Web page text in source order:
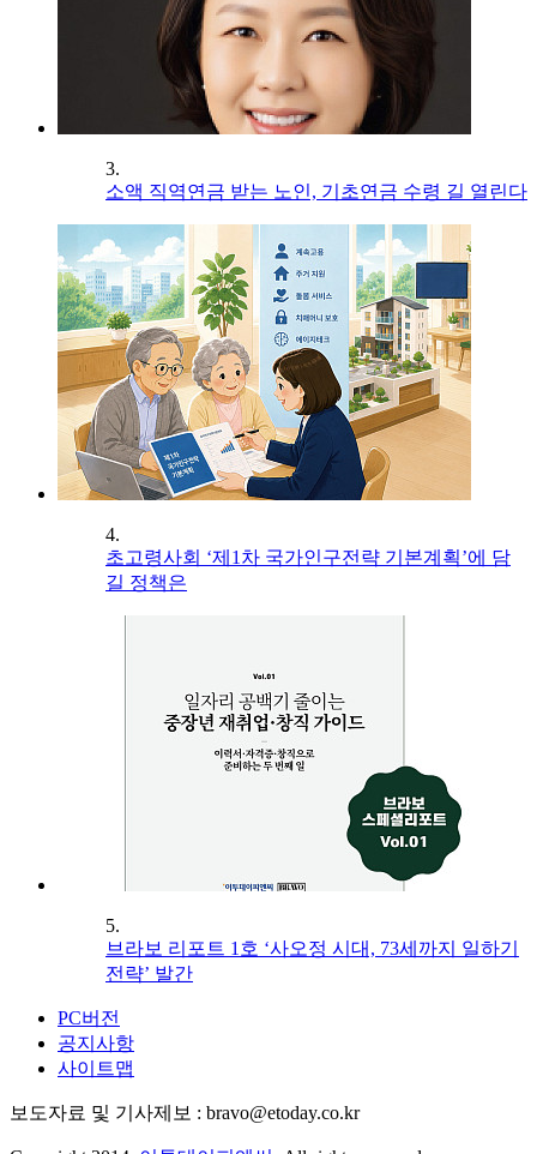
3.
소액 직역연금 받는 노인, 기초연금 수령 길 열린다
4.
초고령사회 ‘제1차 국가인구전략 기본계획’에 담
길 정책은
5.
브라보 리포트 1호 ‘사오정 시대, 73세까지 일하기
전략’ 발간
PC버전
공지사항
사이트맵
보도자료 및 기사제보 : bravo@etoday.co.kr